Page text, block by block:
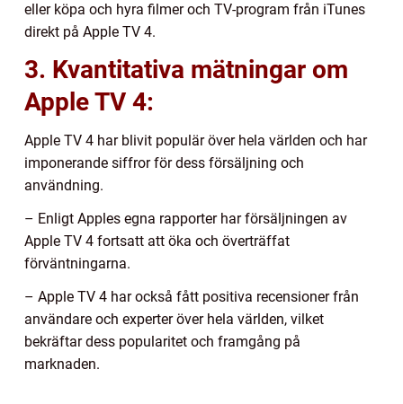
eller köpa och hyra filmer och TV-program från iTunes
direkt på Apple TV 4.
3. Kvantitativa mätningar om
Apple TV 4:
Apple TV 4 har blivit populär över hela världen och har
imponerande siffror för dess försäljning och
användning.
– Enligt Apples egna rapporter har försäljningen av
Apple TV 4 fortsatt att öka och överträffat
förväntningarna.
– Apple TV 4 har också fått positiva recensioner från
användare och experter över hela världen, vilket
bekräftar dess popularitet och framgång på
marknaden.